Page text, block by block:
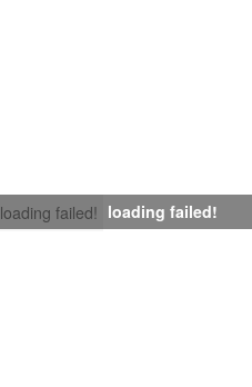
loading failed! loading failed!